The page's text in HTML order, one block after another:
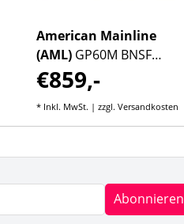
American Mainline
(AML) GP60M BNSF
"Heritage" #117
€859,-
* Inkl. MwSt. | zzgl. Versandkosten
Abonnieren